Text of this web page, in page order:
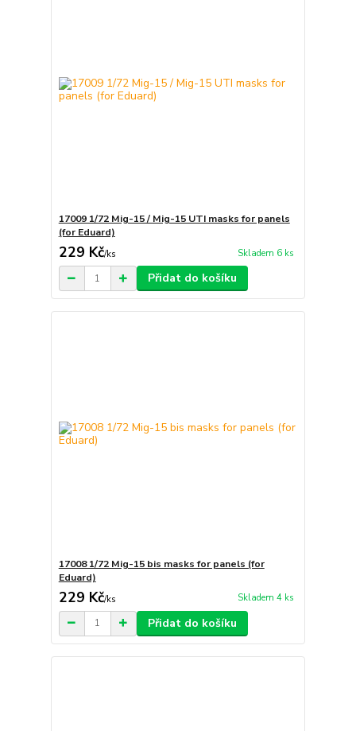
17009 1/72 Mig-15 / Mig-15 UTI masks for panels
(for Eduard)
229 Kč/ks Skladem 6 ks
Přidat do košíku
17008 1/72 Mig-15 bis masks for panels (for
Eduard)
229 Kč/ks Skladem 4 ks
Přidat do košíku